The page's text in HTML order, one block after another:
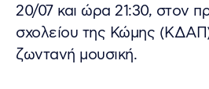
20/07 και ώρα 21:30, στον
σχολείου της Κώμης
ζωντανή μουσική.